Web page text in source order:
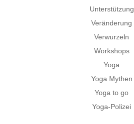
Unterstützung
Veränderung
Verwurzeln
Workshops
Yoga
Yoga Mythen
Yoga to go
Yoga-Polizei